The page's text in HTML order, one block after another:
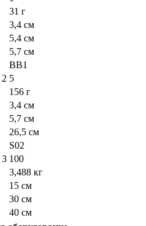
31 г
3,4 см
5,4 см
5,7 см
BB1
5
156 г
3,4 см
5,7 см
26,5 см
S02
3 100
3,488 кг
15 см
30 см
40 см